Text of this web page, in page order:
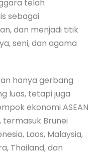
telah
sebagai
dan menjadi titik
seni, dan agama
hanya gerbang
luas, tetapi juga
ekonomi ASEAN
Brunei
Laos, Malaysia,
Thailand, dan